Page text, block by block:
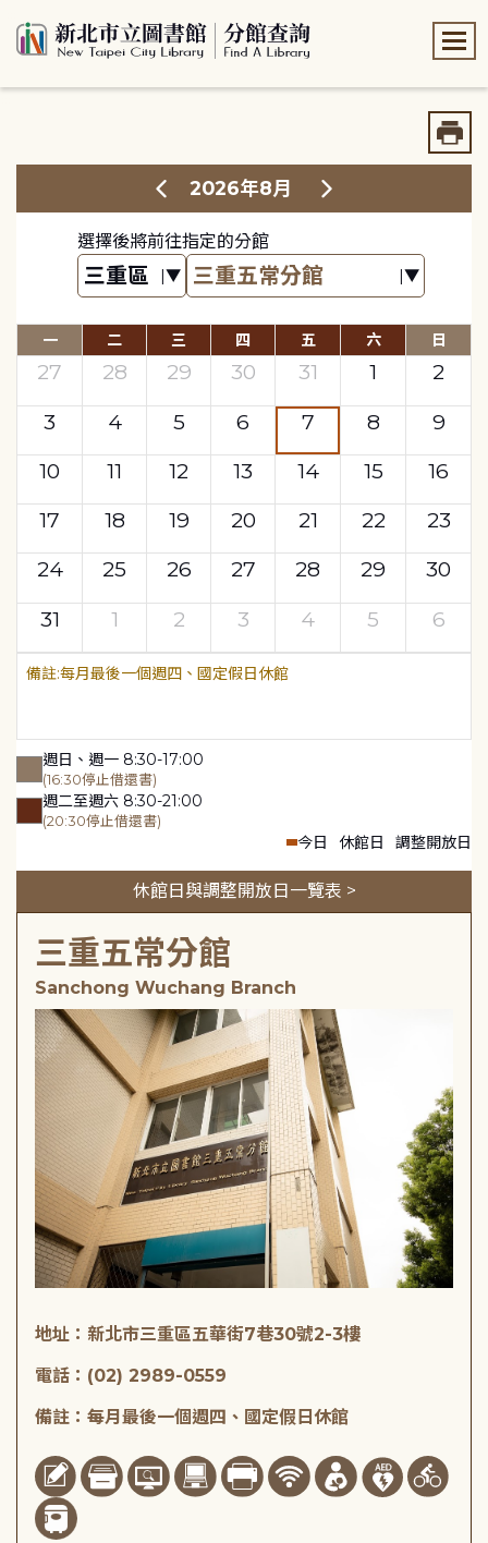
2026年8月
選擇後將前往指定的分館
一 二 三 四 五 六 日
27 28 29 30 31 1
2
3
4 5 6 7 8
9
10
11 12 13 14 15
16
17
18 19 20 21 22
23
24
25 26 27 28 29
30
31
1 2 3 4 5 6
每月最後一個週四、國定假日休館
週日、週一 8:30-17:00
(16:30停止借還書)
週二至週六 8:30-21:00
(20:30停止借還書)
今日 休館日 調整開放日
休館日與調整開放日一覽表 >
三重五常分館
Sanchong Wuchang Branch
地址：新北市三重區五華街7巷30號2-3樓
電話：(02) 2989-0559
備註：每月最後一個週四、國定假日休館